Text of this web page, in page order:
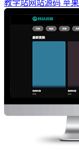
教学站网站源码 苹